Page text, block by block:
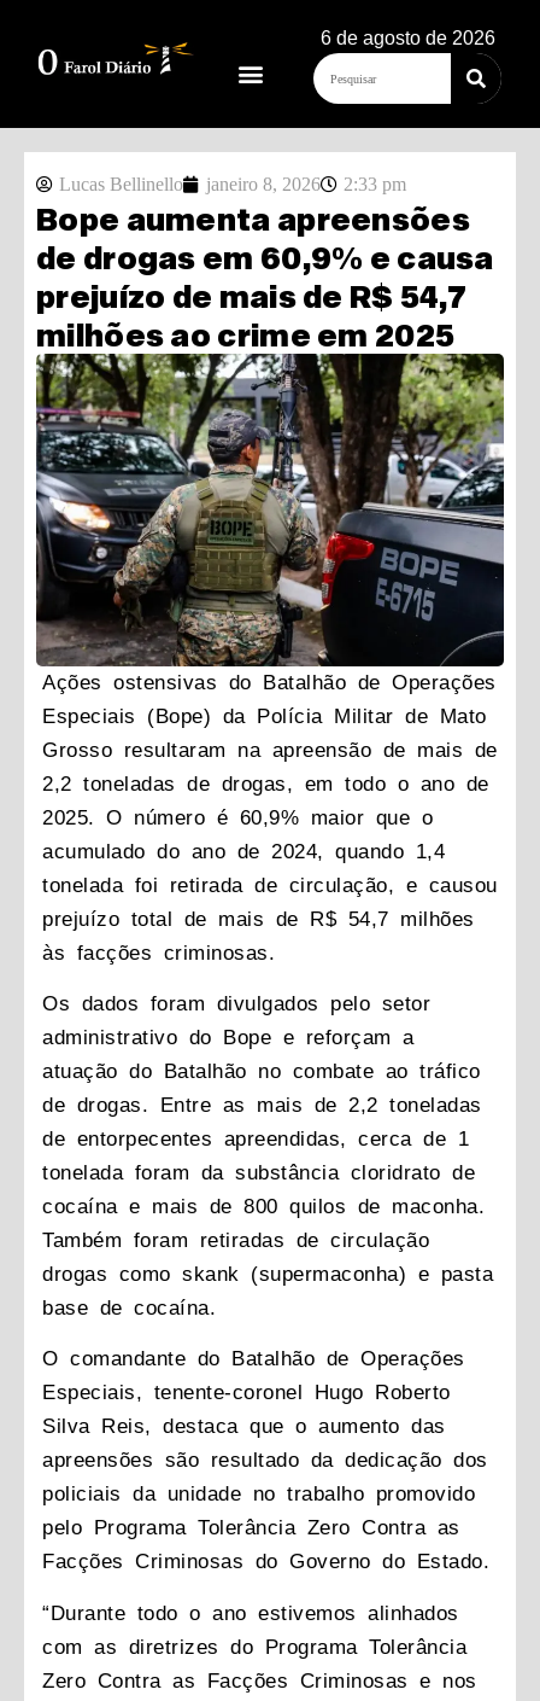
6 de agosto de 2026
Lucas Bellinello janeiro 8, 2026 2:33 pm
Bope aumenta apreensões
de drogas em 60,9% e causa
prejuízo de mais de R$ 54,7
milhões ao crime em 2025
Ações ostensivas do Batalhão de Operações
Especiais (Bope) da Polícia Militar de Mato
Grosso resultaram na apreensão de mais de
2,2 toneladas de drogas, em todo o ano de
2025. O número é 60,9% maior que o
acumulado do ano de 2024, quando 1,4
tonelada foi retirada de circulação, e causou
prejuízo total de mais de R$ 54,7 milhões
às facções criminosas.
Os dados foram divulgados pelo setor
administrativo do Bope e reforçam a
atuação do Batalhão no combate ao tráfico
de drogas. Entre as mais de 2,2 toneladas
de entorpecentes apreendidas, cerca de 1
tonelada foram da substância cloridrato de
cocaína e mais de 800 quilos de maconha.
Também foram retiradas de circulação
drogas como skank (supermaconha) e pasta
base de cocaína.
O comandante do Batalhão de Operações
Especiais, tenente-coronel Hugo Roberto
Silva Reis, destaca que o aumento das
apreensões são resultado da dedicação dos
policiais da unidade no trabalho promovido
pelo Programa Tolerância Zero Contra as
Facções Criminosas do Governo do Estado.
“Durante todo o ano estivemos alinhados
com as diretrizes do Programa Tolerância
Zero Contra as Facções Criminosas e nos